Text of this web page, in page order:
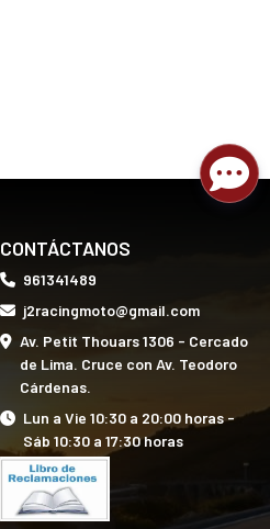
CONTÁCTANOS
961341489
j2racingmoto@gmail.com
Av. Petit Thouars 1306 - Cercado
de Lima. Cruce con Av. Teodoro
Cárdenas.
Lun a Vie 10:30 a 20:00 horas -
Sáb 10:30 a 17:30 horas